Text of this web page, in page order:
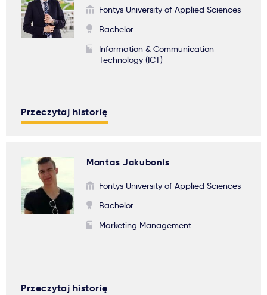
Fontys University of Applied Sciences
Bachelor
Information & Communication
Technology (ICT)
Przeczytaj historię
Mantas Jakubonis
Fontys University of Applied Sciences
Bachelor
Marketing Management
Przeczytaj historię